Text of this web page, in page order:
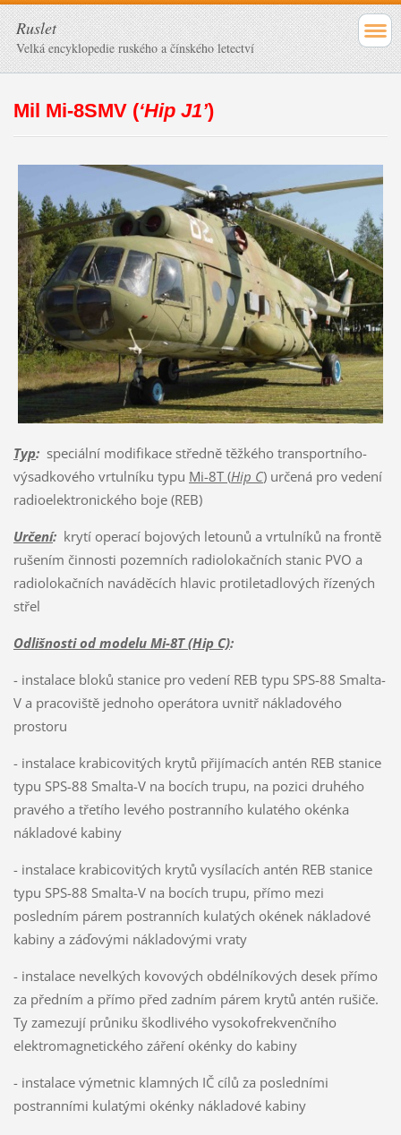
Ruslet
Velká encyklopedie ruského a čínského letectví
Mil Mi-8SMV (‘Hip J1’)
Typ:speciální modifikace středně těžkého transportního-
výsadkového vrtulníku typu Mi-8T (Hip C)určená pro vedení
radioelektronického boje (REB)
Určení:krytí operací bojových letounů a vrtulníků na frontě
rušením činnosti pozemních radiolokačních stanic PVO a
radiolokačních naváděcích hlavic protiletadlových řízených
střel
Odlišnosti od modelu Mi-8T (Hip C):
- instalace bloků stanice pro vedení REB typu SPS-88 Smalta-
V a pracoviště jednoho operátora uvnitř nákladového
prostoru
- instalace krabicovitých krytů přijímacích antén REB stanice
typu SPS-88 Smalta-V na bocích trupu, na pozici druhého
pravého a třetího levého postranního kulatého okénka
nákladové kabiny
- instalace krabicovitých krytů vysílacích antén REB stanice
typu SPS-88 Smalta-V na bocích trupu, přímo mezi
posledním párem postranních kulatých okének nákladové
kabiny a záďovými nákladovými vraty
- instalace nevelkých kovových obdélníkových desek přímo
za předním a přímo před zadním párem krytů antén rušiče.
Ty zamezují průniku škodlivého vysokofrekvenčního
elektromagnetického záření okénky do kabiny
- instalace výmetnic klamných IČ cílů za posledními
postranními kulatými okénky nákladové kabiny